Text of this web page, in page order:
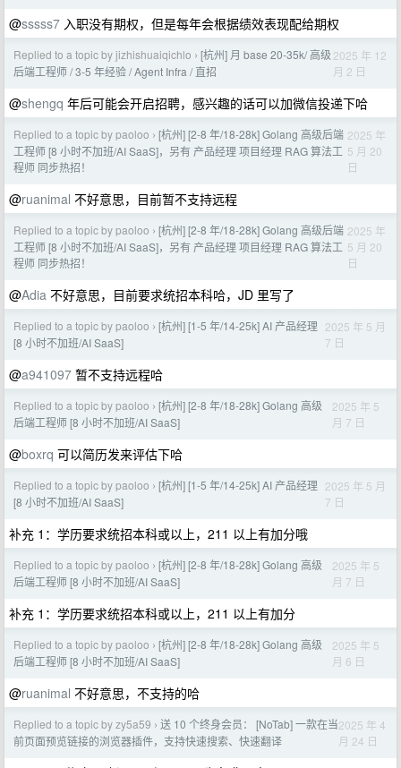
@sssss7 入职没有期权，但是每年会根据绩效表现配给期权
Replied to a topic by jizhishuaiqichlo › [杭州] 月 base 20-35k/ 高级
后端工程师 / 3-5 年经验 / Agent Infra / 直招
2025 年 12
月 2 日
@shengq 年后可能会开启招聘，感兴趣的话可以加微信投递下哈
Replied to a topic by paoloo › [杭州] [2-8 年/18-28k] Golang 高级后端
工程师 [8 小时不加班/AI SaaS]，另有 产品经理 项目经理 RAG 算法工
程师 同步热招！
2025 年
5 月 20
日
@ruanimal 不好意思，目前暂不支持远程
Replied to a topic by paoloo › [杭州] [2-8 年/18-28k] Golang 高级后端
工程师 [8 小时不加班/AI SaaS]，另有 产品经理 项目经理 RAG 算法工
程师 同步热招！
2025 年
5 月 20
日
@Adia 不好意思，目前要求统招本科哈，JD 里写了
Replied to a topic by paoloo › [杭州] [1-5 年/14-25k] AI 产品经理
[8 小时不加班/AI SaaS]
2025 年 5 月
7 日
@a941097 暂不支持远程哈
Replied to a topic by paoloo › [杭州] [2-8 年/18-28k] Golang 高级
后端工程师 [8 小时不加班/AI SaaS]
2025 年 5
月 7 日
@boxrq 可以简历发来评估下哈
Replied to a topic by paoloo › [杭州] [1-5 年/14-25k] AI 产品经理
[8 小时不加班/AI SaaS]
2025 年 5 月
7 日
补充 1：学历要求统招本科或以上，211 以上有加分哦
Replied to a topic by paoloo › [杭州] [2-8 年/18-28k] Golang 高级
后端工程师 [8 小时不加班/AI SaaS]
2025 年 5
月 7 日
补充 1：学历要求统招本科或以上，211 以上有加分
Replied to a topic by paoloo › [杭州] [2-8 年/18-28k] Golang 高级
后端工程师 [8 小时不加班/AI SaaS]
2025 年 5
月 6 日
@ruanimal 不好意思，不支持的哈
Replied to a topic by zy5a59 › 送 10 个终身会员： [NoTab] 一款在当
前页面预览链接的浏览器插件，支持快速搜索、快速翻译
2025 年 4
月 24 日